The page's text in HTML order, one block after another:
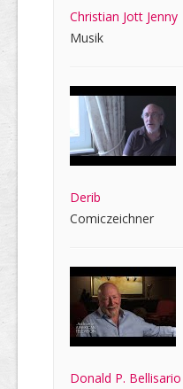
Christian Jott Jenny
Musik
Derib
Comiczeichner
Donald P. Bellisario